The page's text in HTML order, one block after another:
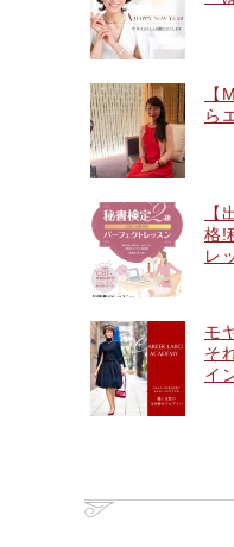
【
ら
【
格!
レ
モ
そ
イ